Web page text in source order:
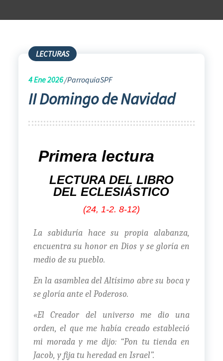
LECTURAS
4Ene 2026 ParroquiaSPF
II Domingo de Navidad
Primera lectura
LECTURA DEL LIBRO
DEL ECLESIÁSTICO
(24, 1-2. 8-12)
La sabiduría hace su propia alabanza,
encuentra su honor en Dios y se gloría en
medio de su pueblo.
En la asamblea del Altísimo abre su boca y
se gloría ante el Poderoso.
«El Creador del universo me dio una
orden, el que me había creado estableció
mi morada y me dijo: “Pon tu tienda en
Jacob, y fija tu heredad en Israel”.